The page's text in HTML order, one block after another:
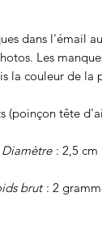
dans l'émail
Les
la couleur de la
(poinçon tête
Diamètre: 2,5 cm
brut: 2